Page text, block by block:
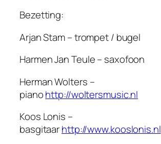
Bezetting:
Arjan Stam – trompet / bugel
Harmen Jan Teule – saxofoon
Herman Wolters –
pianohttp://woltersmusic.nl
Koos Lonis –
basgitaarhttp://www.kooslonis.nl